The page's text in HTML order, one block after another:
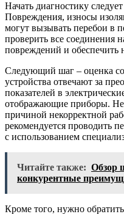
Начать диагностику
Повреждения, износы
могут вызывать перебои в
проверить все соединения
повреждений и обеспечить
Следующий шаг – оценка
устройства отвечают за
показателей в
отображающие приборы.
причиной некорректной
рекомендуется проводить
с использованием
Читайте также: Обзор
конкурентные
Кроме того, нужно